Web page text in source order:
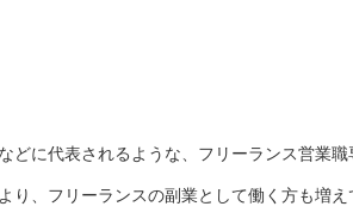
どに代表されるような、フリーランス営業職
り、フリーランスの副業として働く方も増え